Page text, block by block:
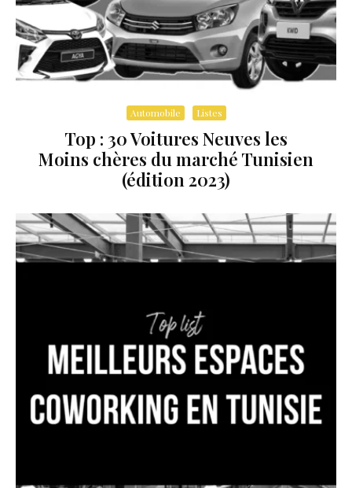
Automobile Listes
Top : 30 Voitures Neuves les
Moins chères du marché Tunisien
(édition 2023)